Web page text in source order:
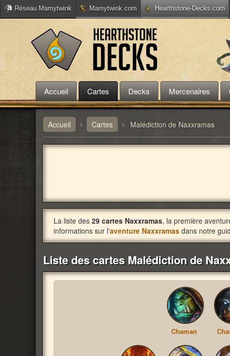
Réseau Mamytwink Mamytwink.com Hearthstone-Decks.com
Accueil Cartes Decks Mercenaires
Accueil › Cartes › Malédiction de Naxxramas
La liste des 29 cartes Naxxramas, la première
informations sur l'aventure Naxxramas dans notre
Liste des cartes Malédiction de
Chaman